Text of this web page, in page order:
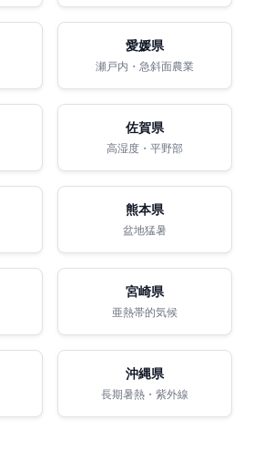
愛媛県
瀬戸内・急斜面農業
佐賀県
高湿度・平野部
熊本県
盆地猛暑
宮崎県
亜熱帯的気候
沖縄県
長期暑熱・紫外線